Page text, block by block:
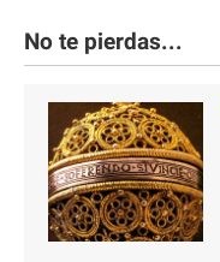
No te pierdas...